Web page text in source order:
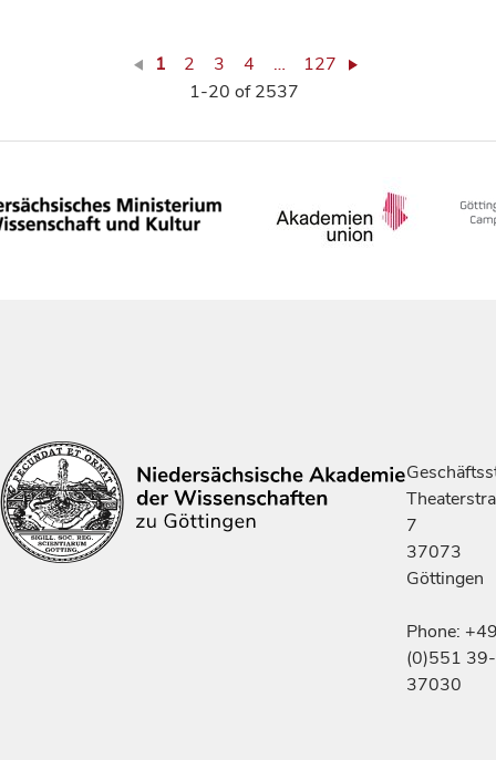
1 2 3 4 …
127
1-20 of 2537
7
37073
Göttingen
Phone:
(0)551 39-
37030